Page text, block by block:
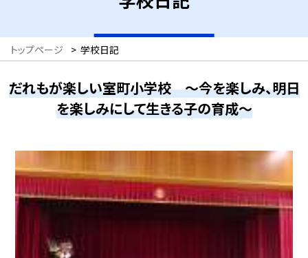
トップページ > 学校日記
だれもが楽しい室町小学校 ～今を楽しみ、明日
を楽しみにして生きる子の育成～